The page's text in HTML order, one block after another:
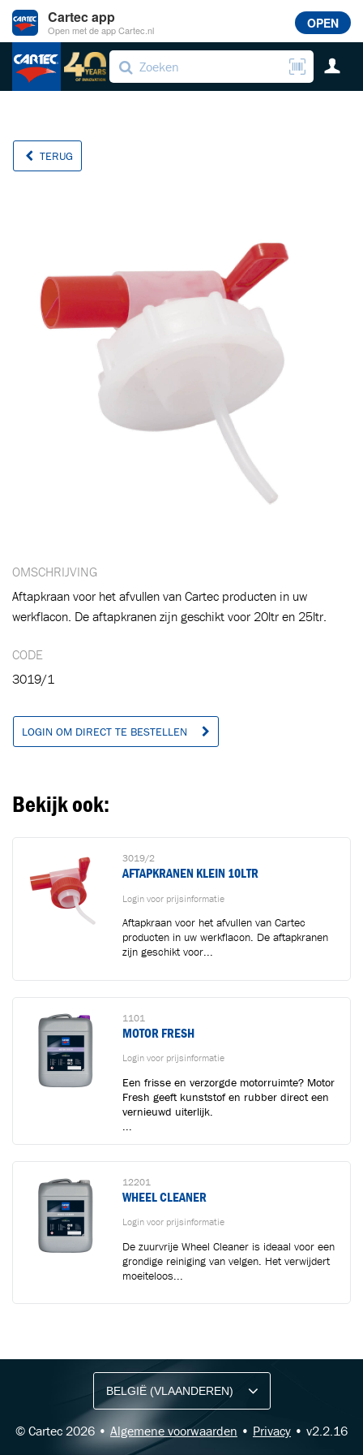
TERUG
OMSCHRIJVING
Aftapkraan voor het afvullen van Cartec producten in uw
werkflacon. De aftapkranen zijn geschikt voor 20ltr en 25ltr.
CODE
3019/1
LOGIN OM DIRECT TE BESTELLEN
Bekijk ook:
3019/2
AFTAPKRANEN KLEIN 10LTR
Login voor prijsinformatie
Aftapkraan voor het afvullen van Cartec
producten in uw werkflacon. De aftapkranen
zijn geschikt voor...
1101
MOTOR FRESH
Login voor prijsinformatie
Een frisse en verzorgde motorruimte? Motor
Fresh geeft kunststof en rubber direct een
vernieuwd uiterlijk.
12201
WHEEL CLEANER
Login voor prijsinformatie
De zuurvrije Wheel Cleaner is ideaal voor een
grondige reiniging van velgen. Het verwijdert
moeiteloos...
© Cartec 2026 • Algemene voorwaarden • Privacy • v2.2.16
Ontvang vakgerelateerde tips,
aanbiedingen en productupdates van Cartec.
Cartec app
Open met de app Cartec.nl OPEN